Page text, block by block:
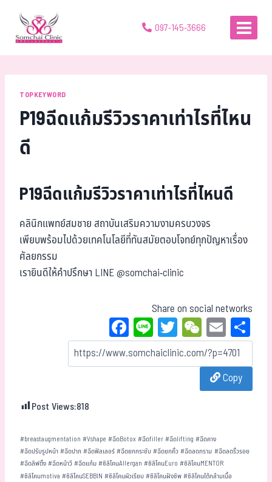
097-145-3666
TOPKEYWORD
P19ฉีดแก้มรีวิวราคาเท่าไรที่ไหน
ดี
P19ฉีดแก้มรีวิวราคาเท่าไรที่ไหนดี
คลินิกแพทย์สมชาย สถาบันเสริมความงามครบวงจร
เพียบพร้อมไปด้วยเทคโนโลยีที่ทันสมัยตอบโจทย์ทุกปัญหาเรื่อง
ศัลยกรรม
เรายินดีให้คำปรึกษา LINE @somchai-clinic
Share on social networks
Fa
ce
bo
Li
ne
T
wi
tt
W
eC
ha
t
E
m
ail
Copy
Post Views:818
#breastaugmentation #Vshape #ฉีดBotox#ฉีดfiller#ฉีดlifting #ฉีดคาง
#ฉีดปรับรูปหน้า#ฉีดปาก#ฉีดฟิลเลอร์#ฉีดยกกระชับ#ฉีดยกคิ้ว #ฉีดลดกราม #ฉีดลดริ้วรอย
#ฉีดลิฟติ้ง#ฉีดหน้าวี#ฉีดแก้ม#ซิลิโคนAllergan #ซิลิโคนEuro #ซิลิโคนMENTOR
#ซิลิโคนmotiva #ซิลิโคนSEBBIN #ซิลิโคนผิวเรียบ#ซิลิโคนฝังชิพ#ซิลิโคนใต้กล้ามเนื้อ